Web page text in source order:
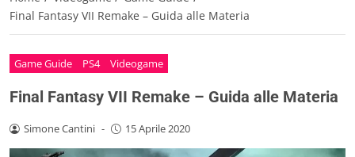
Final Fantasy VII Remake – Guida alle Materia
Game Guide PS4 Videogame
Final Fantasy VII Remake – Guida alle Materia
Simone Cantini - 15 Aprile 2020